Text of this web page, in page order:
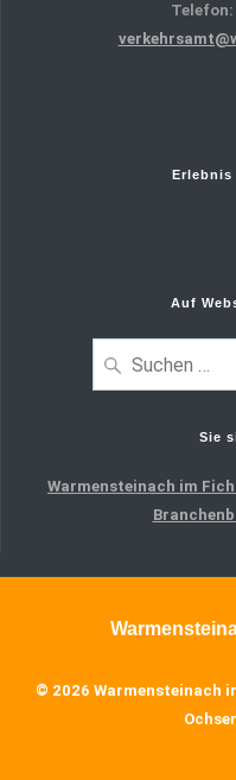
Telefon:
Erlebnis
Auf
Sie
Warmensteinach im
© 2026 Warmensteinach